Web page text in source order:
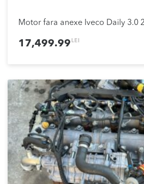
Motor fara anexe Iveco Daily 3.0
17,499.99 LEI